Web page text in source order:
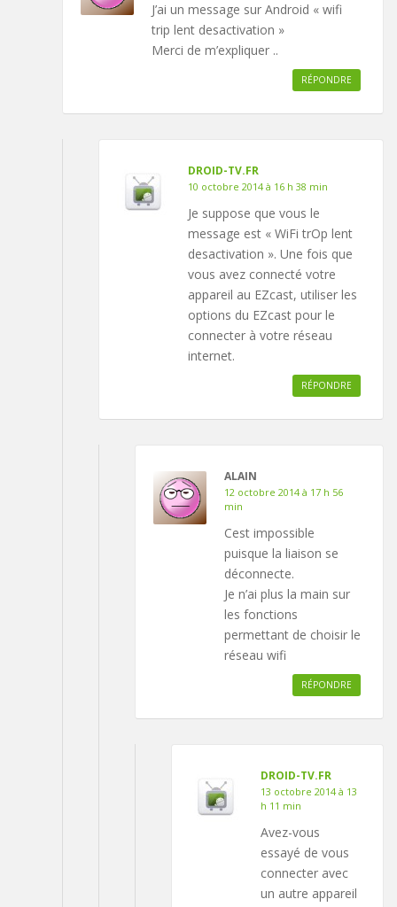
J’ai un message sur Android « wifi
trip lent desactivation »
Merci de m’expliquer ..
RÉPONDRE
DROID-TV.FR
10 octobre 2014 à 16 h 38 min
Je suppose que vous le
message est « WiFi trOp lent
desactivation ». Une fois que
vous avez connecté votre
appareil au EZcast, utiliser les
options du EZcast pour le
connecter à votre réseau
internet.
RÉPONDRE
ALAIN
12 octobre 2014 à 17 h 56
min
Cest impossible
puisque la liaison se
déconnecte.
Je n’ai plus la main sur
les fonctions
permettant de choisir le
réseau wifi
RÉPONDRE
DROID-TV.FR
13 octobre 2014 à 13
h 11 min
Avez-vous
essayé de vous
connecter avec
un autre appareil